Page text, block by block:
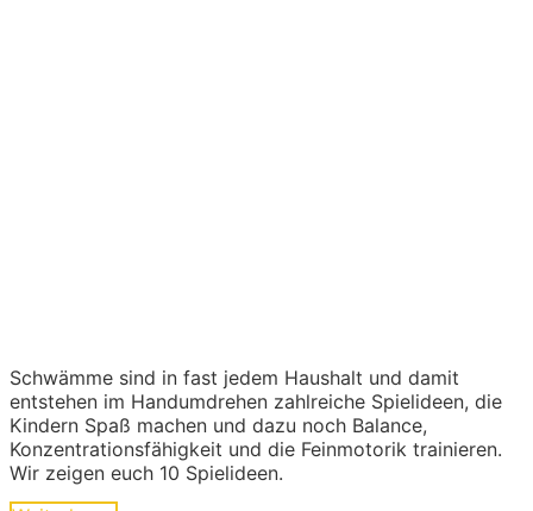
Schwämme sind in fast jedem Haushalt und damit
entstehen im Handumdrehen zahlreiche Spielideen, die
Kindern Spaß machen und dazu noch Balance,
Konzentrationsfähigkeit und die Feinmotorik trainieren.
Wir zeigen euch 10 Spielideen.